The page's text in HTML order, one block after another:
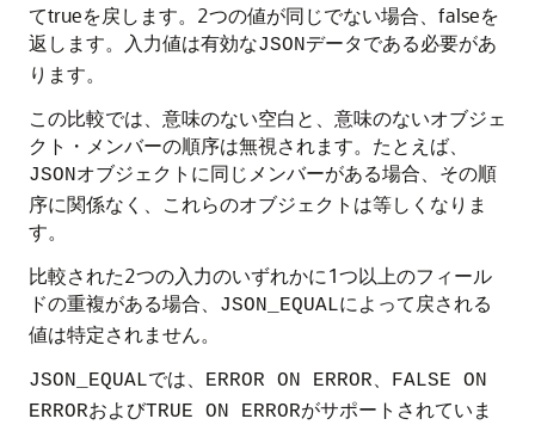
てtrueを戻します。2つの値が同じでない場合、falseを
返します。入力値は有効なJSONデータである必要があ
ります。
この比較では、意味のない空白と、意味のないオブジェ
クト・メンバーの順序は無視されます。たとえば、
JSONオブジェクトに同じメンバーがある場合、その順
序に関係なく、これらのオブジェクトは等しくなりま
す。
比較された2つの入力のいずれかに1つ以上のフィール
ドの重複がある場合、
JSON_EQUALによって戻される
値は特定されません。
JSON_EQUALでは、 ERROR ON ERROR、
FALSE ON
ERRORおよびTRUE ON ERRORがサポートされていま